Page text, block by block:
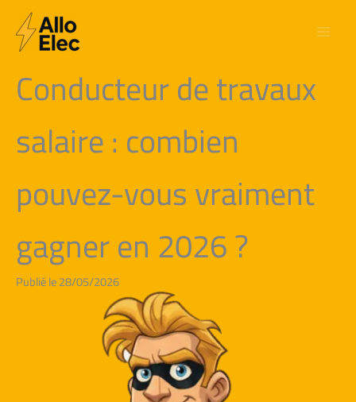
contenu
Conducteur de travaux
salaire : combien
pouvez-vous vraiment
gagner en 2026 ?
Publié le 28/05/2026